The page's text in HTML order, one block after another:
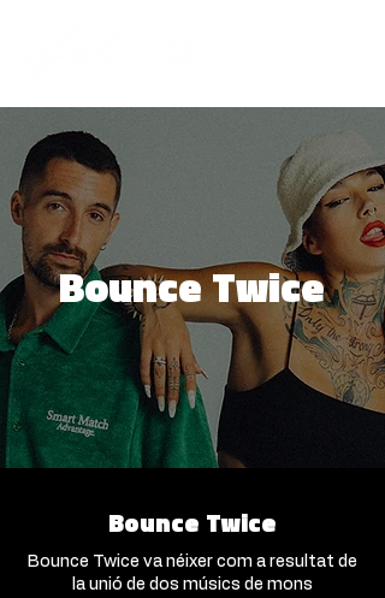
Bounce Twice
Bounce Twice
Bounce Twice va néixer com a resultat de
la unió de dos músics de mons